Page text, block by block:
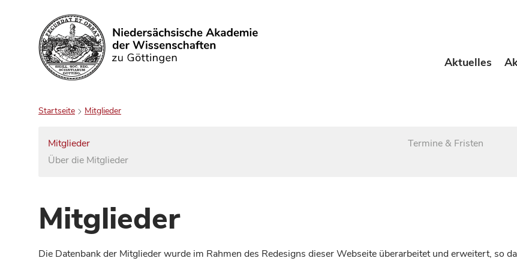
Suchen Aktuelles
Startseite Mitglieder
Mitglieder
Über die Mitglieder
Termine & Fristen
Mitglieder
Die Datenbank der Mitglieder wurde im Rahmen des Redesigns dieser Webseite überarbeitet und erweitert, so